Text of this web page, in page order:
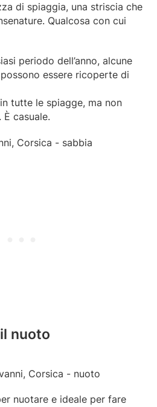
di spiaggia, una striscia che
Qualcosa con cui
periodo dell’anno, alcune
essere ricoperte di
tutte le spiagge, ma non
casuale.
nuoto
nuotare e ideale per fare